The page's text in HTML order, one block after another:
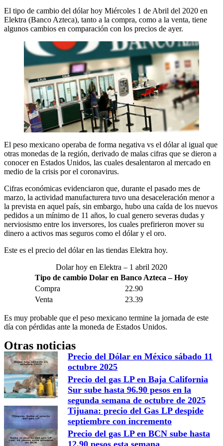
El tipo de cambio del dólar hoy Miércoles 1 de Abril del 2020 en
Elektra (Banco Azteca), tanto a la compra, como a la venta, tiene
algunos cambios en comparación con los precios de ayer.
El peso mexicano operaba de forma negativa vs el dólar al igual que
otras monedas de la región, derivado de malas cifras que se dieron a
conocer en Estados Unidos, las cuales desalentaron al mercado en
medio de la crisis por el coronavirus.
Cifras económicas evidenciaron que, durante el pasado mes de
marzo, la actividad manufacturera tuvo una desaceleración menor a
la prevista en aquel país, sin embargo, hubo una caída de los nuevos
pedidos a un mínimo de 11 años, lo cual genero severas dudas y
nerviosismo entre los inversores, los cuales prefirieron mover su
dinero a activos mas seguros como el dólar y el oro.
Este es el precio del dólar en las tiendas Elektra hoy.
Dolar hoy en Elektra – 1 abril 2020
Tipo de cambio Dolar en Banco Azteca – Hoy
Compra
22.90
Venta
23.39
Es muy probable que el peso mexicano termine la jornada de este
día con pérdidas ante la moneda de Estados Unidos.
Otras noticias
Precio del Dólar en México sábado 11
octubre 2025
Precio del gas LP en Baja California
Sur sube hasta 96.90 pesos en la
segunda semana de octubre de 2025
Tijuana: precio del Gas LP despide
septiembre con incremento
Precio del gas LP en BCN sube hasta
12.90 pesos esta semana